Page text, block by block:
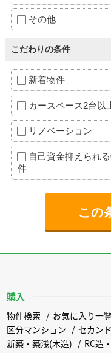
その他
こだわりの条件
新着物件
カースペース2台以
リノベーション
自己資金抑えられ
件
購入
物件検索 お気に入り一
区分マンション
セカン
新築・築浅(木造)
RC造